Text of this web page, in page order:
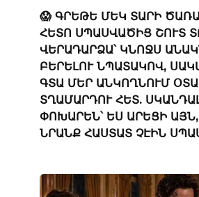
😱 ԳՐԵԹԵ ՄԵԿ ՏԱՐԻ
ՀԵՏՈ ՍՊԱՍՎԱԾԻՑ ՇՈՒՏ
ՎԵՐԱԴԱՐՁԱ՝ ԿՆՈՋՍ
ԲԵՐԵԼՈՒ ՆՊԱՏԱԿՈՎ,
ԳՏԱ ՄԵՐ ԱՆԿՈՂՆՈՒՄ
ՏՂԱՄԱՐԴՈՒ ՀԵՏ.
ՓՈԽԱՐԵՆ՝ ԵՍ ԱՐԵՑԻ
ՆՐԱՆՔ ՀԱՍՏԱՏ ՉԷԻՆ